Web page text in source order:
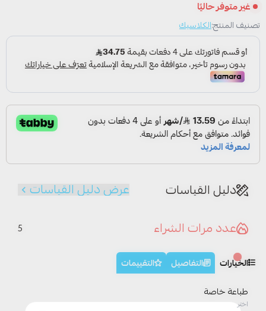
غير متوفر حاليًا
تصنيف المنتج:الكلاسيك
دليل القياسات
عرض دليل القياسات
عدد مرات الشراء
5
الخيارات التفاصيل
التقييمات
طباعة خاصة
اختر